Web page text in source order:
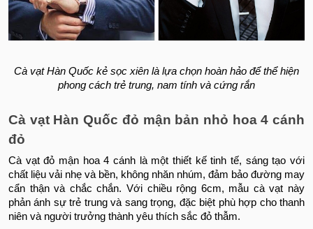
Cà vạt Hàn Quốc kẻ sọc xiên là lựa chọn hoàn hảo để thể hiện
phong cách trẻ trung, nam tính và cứng rắn
Cà vạt Hàn Quốc đỏ mận bản nhỏ hoa 4 cánh
đỏ
Cà vạt đỏ mận hoa 4 cánh là một thiết kế tinh tế, sáng tạo với
chất liệu vải nhẹ và bền, không nhăn nhúm, đảm bảo đường may
cẩn thận và chắc chắn. Với chiều rộng 6cm, mẫu cà vạt này
phản ánh sự trẻ trung và sang trọng, đặc biệt phù hợp cho thanh
niên và người trưởng thành yêu thích sắc đỏ thẫm.